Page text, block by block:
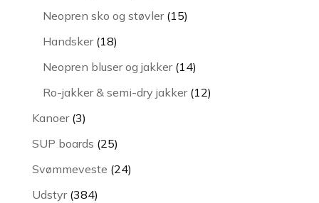
varer
Neopren sko og støvler 1515
Handsker 1818
Neopren bluser og jakker 1414
varer
Ro-jakker & semi-dry jakker 1212
Kanoer 33
varer
SUP boards 2525
varer
Svømmeveste 2424
Udstyr 384384